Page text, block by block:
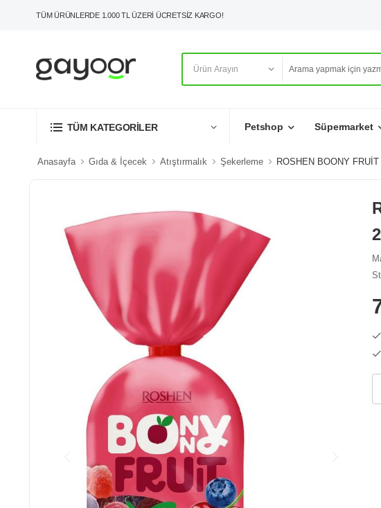
TÜM ÜRÜNLERDE 1.000 TL ÜZERİ ÜCRETSİZ KARGO!
TÜM KATEGORİLER Petshop Süpermarket
Anasayfa Gıda & İçecek Atıştırmalık Şekerleme ROSHEN BOONY